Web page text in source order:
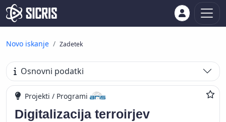
Novo iskanje Zadetek
Osnovni podatki
Projekti / Programi
Digitalizacija terroirjev